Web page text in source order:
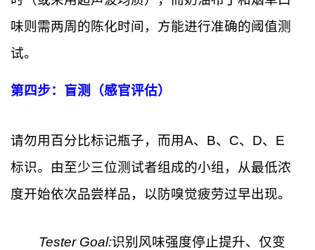
味则需两周的陈化时间，方能进行准确的阈值测
试。
第四步：盲测（感官评估）
请勿用百分比标记瓶子，而用A、B、C、D、E
标识。由至少三位测试者组成的小组，从最低浓
度开始依次品尝样品，以防嗅觉疲劳过早出现。
Tester Goal:识别风味强度停止提升、仅变